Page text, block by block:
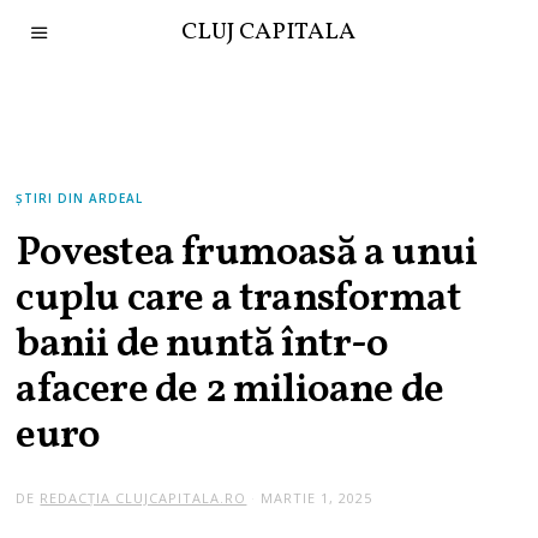
CLUJ CAPITALA
ȘTIRI DIN ARDEAL
Povestea frumoasă a unui
cuplu care a transformat
banii de nuntă într-o
afacere de 2 milioane de
euro
DE REDACȚIA CLUJCAPITALA.RO MARTIE 1, 2025